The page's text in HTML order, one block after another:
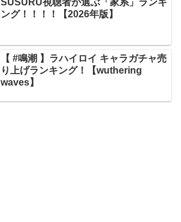
SUSURU視聴者が選ぶ「家系」ランキ
ング！！！！【2026年版】
【 #鳴潮 】ラハイロイ キャラガチャ売
り上げランキング！【wuthering
waves】